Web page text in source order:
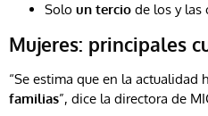
Solo un tercio de los y las
Mujeres: principales
“Se estima que en la actualidad
familias”, dice la directora de